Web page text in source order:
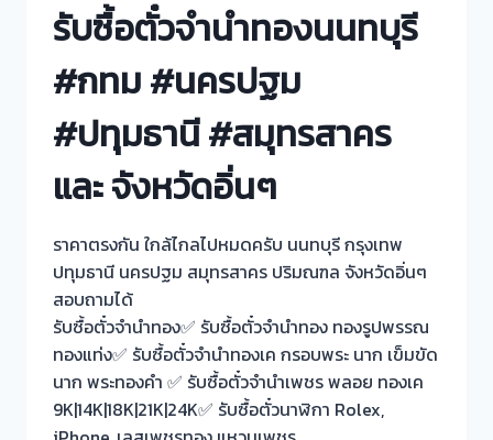
รับซื้อตั๋วจำนำทองนนทบุรี
#กทม #นครปฐม
#ปทุมธานี #สมุทรสาคร
และ จังหวัดอิ่นๆ
ราคาตรงกัน ใกล้ไกลไปหมดครับ นนทบุรี กรุงเทพ
ปทุมธานี นครปฐม สมุทรสาคร ปริมณฑล จังหวัดอิ่นๆ
สอบถามได้
รับซื้อตั๋วจำนำทอง✅ รับซื้อตั๋วจำนำทอง ทองรูปพรรณ
ทองแท่ง✅ รับซื้อตั๋วจำนำทองเค กรอบพระ นาก เข็มขัด
นาก พระทองคำ ✅ รับซื้อตั๋วจำนำเพชร พลอย ทองเค
9K|14K|18K|21K|24K✅ รับซื้อตั๋วนาฬิกา Rolex,